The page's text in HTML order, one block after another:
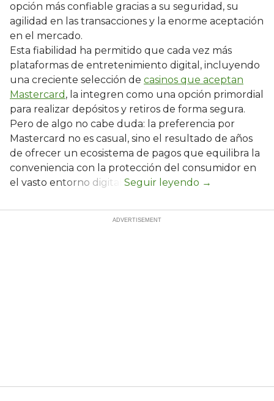
opción más confiable gracias a su seguridad, su
agilidad en las transacciones y la enorme aceptación
en el mercado.
Esta fiabilidad ha permitido que cada vez más
plataformas de entretenimiento digital, incluyendo
una creciente selección de casinos que aceptan
Mastercard , la integren como una opción primordial
para realizar depósitos y retiros de forma segura.
Pero de algo no cabe duda: la preferencia por
Mastercard no es casual, sino el resultado de años
de ofrecer un ecosistema de pagos que equilibra la
conveniencia con la protección del consumidor en
el vasto entorno digital.